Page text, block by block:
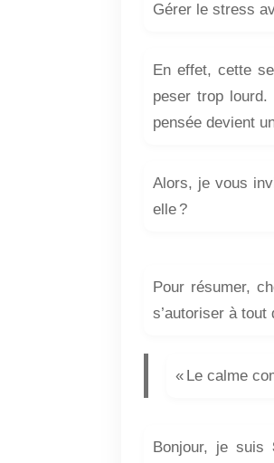
Gérer le stress
En effet, cette
peser trop lourd.
pensée devient
Alors, je vous
elle ?
Pour résumer,
s’autoriser à tout
« Le calme
Bonjour, je suis